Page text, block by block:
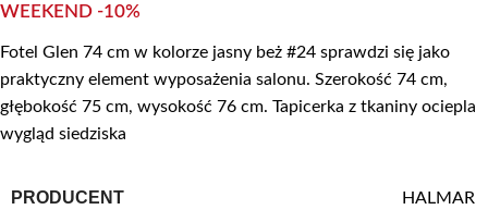
WEEKEND -10%
Fotel Glen 74 cm w kolorze jasny beż #24 sprawdzi się jako
praktyczny element wyposażenia salonu. Szerokość 74 cm,
głębokość 75 cm, wysokość 76 cm. Tapicerka z tkaniny ociepla
wygląd siedziska
PRODUCENT HALMAR